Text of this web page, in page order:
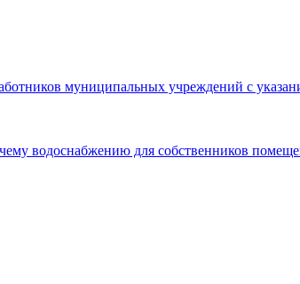
муниципальных учреждений с
водоснабжению для собственников